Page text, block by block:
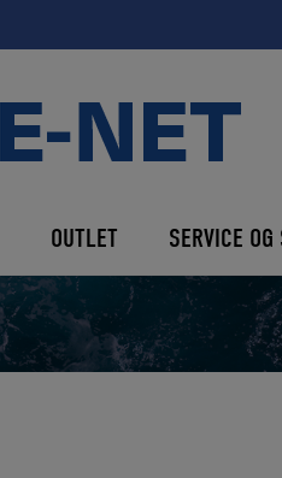
OUTLET SERVICE